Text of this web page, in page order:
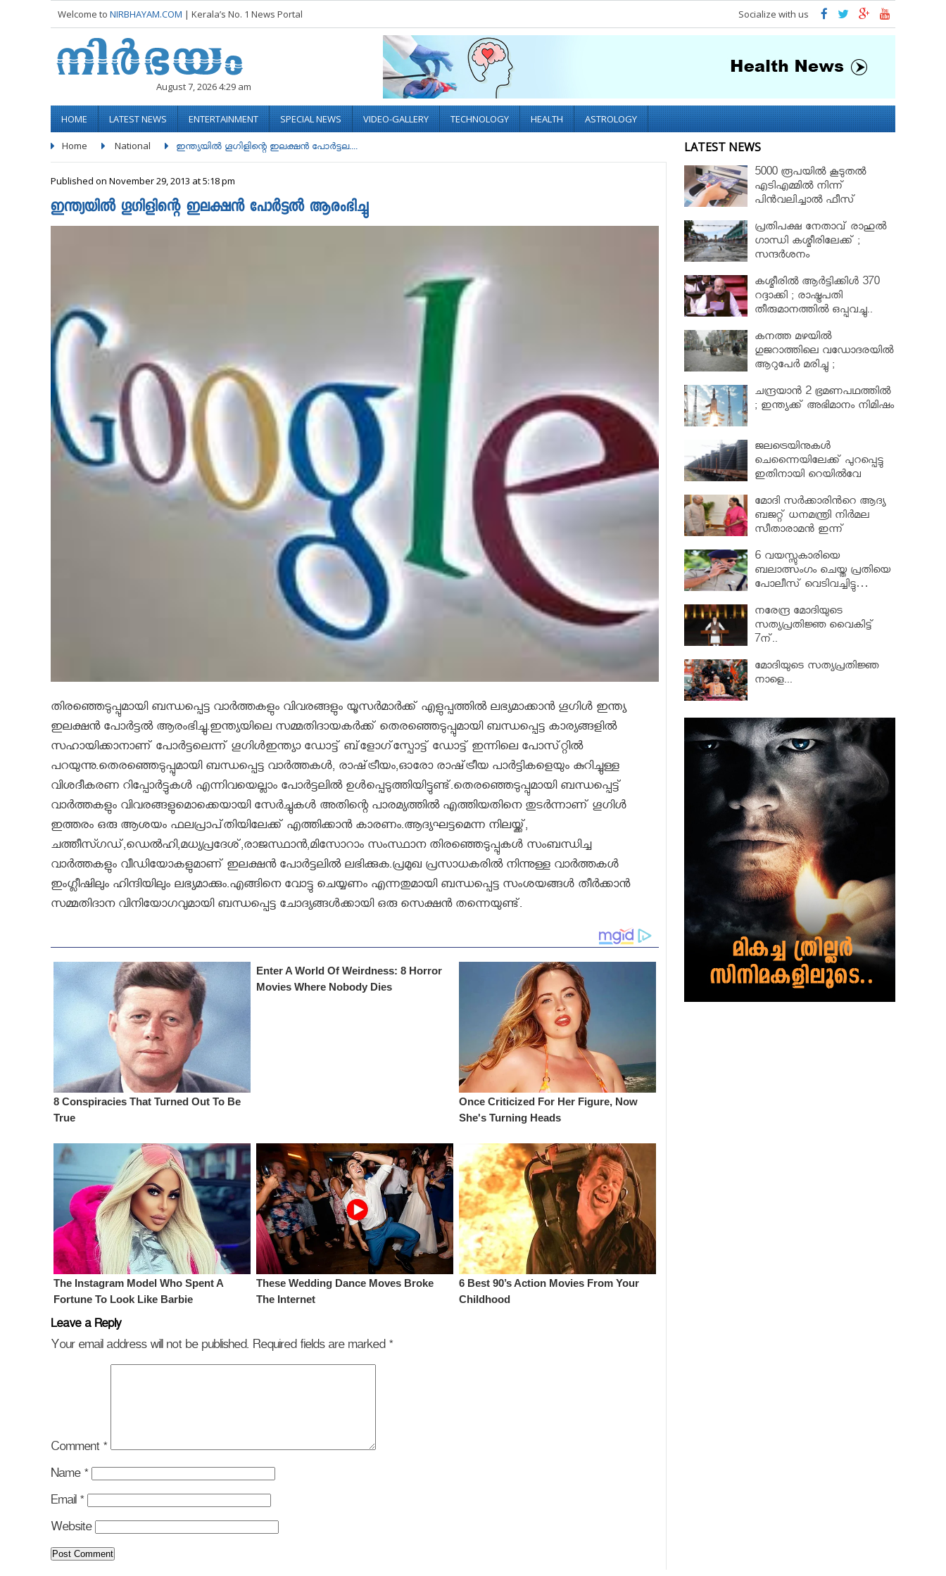
Welcome to NIRBHAYAM.COM | Kerala’s No. 1 News Portal Socialize with us
August 7, 2026 4:29 am
HOME LATEST NEWS ENTERTAINMENT SPECIAL NEWS VIDEO-GALLERY TECHNOLOGY HEALTH ASTROLOGY
Home National ഇന്ത്യയിൽ ഗൂഗിളിന്റെ ഇലക്ഷന്‍ പോര്‍ട്ടല....
Published on November 29, 2013 at 5:18 pm
ഇന്ത്യയിൽ ഗൂഗിളിന്റെ ഇലക്ഷന്‍ പോര്‍ട്ടല്‍ ആരംഭിച്ചു
തിരഞ്ഞെടുപ്പുമായി ബന്ധപ്പെട്ട വാര്‍ത്തകളും വിവരങ്ങളും യൂസര്‍മാര്‍ക്ക് എളുപ്പത്തില്‍ ലഭ്യമാക്കാന്‍ ഗൂഗിള്‍ ഇന്ത്യ
ഇലക്ഷന്‍ പോര്‍ട്ടല്‍ ആരംഭിച്ചു.ഇന്ത്യയിലെ സമ്മതിദായകര്‍ക്ക്‌ തെരഞ്ഞെടുപ്പുമായി ബന്ധപ്പെട്ട കാര്യങ്ങളില്‍
സഹായിക്കാനാണ്‌ പോര്‍ട്ടലെന്ന്‌ ഗൂഗിള്‍ഇന്ത്യാ ഡോട്ട്‌ ബ്‌ളോഗ്‌സ്പോട്ട്‌ ഡോട്ട്‌ ഇന്നിലെ പോസ്‌റ്റില്‍
പറയുന്നു.തെരഞ്ഞെടുപ്പുമായി ബന്ധപ്പെട്ട വാര്‍ത്തകള്‍, രാഷ്‌ട്രീയം,ഓരോ രാഷ്‌ട്രീയ പാര്‍ട്ടികളെയും കുറിച്ചുള്ള
വിശദീകരണ റിപ്പോര്‍ട്ടുകള്‍ എന്നിവയെല്ലാം പോര്‍ട്ടലില്‍ ഉള്‍പ്പെടുത്തിയിട്ടുണ്ട്‌.തെരഞ്ഞെടുപ്പുമായി ബന്ധപ്പെട്ട്‌
വാര്‍ത്തകളും വിവരങ്ങളുമൊക്കെയായി സേര്‍ച്ചുകള്‍ അതിന്റെ പാരമ്യത്തില്‍ എത്തിയതിനെ തുടര്‍ന്നാണ്‌ ഗൂഗിള്‍
ഇത്തരം ഒരു ആശയം ഫലപ്രാപ്‌തിയിലേക്ക്‌ എത്തിക്കാന്‍ കാരണം.ആദ്യഘട്ടമെന്ന നിലയ്ക്ക്,
ചത്തീസ്ഗഡ്,ഡെല്‍ഹി,മധ്യപ്രദേശ്,രാജസ്ഥാന്‍,മിസോറാം സംസ്ഥാന തിരഞ്ഞെടുപ്പുകള്‍ സംബന്ധിച്ച
വാര്‍ത്തകളും വീഡിയോകളുമാണ് ഇലക്ഷന്‍ പോര്‍ട്ടലില്‍ ലഭിക്കുക.പ്രമുഖ പ്രസാധകരില്‍ നിന്നുള്ള വാര്‍ത്തകള്‍
ഇംഗ്ലീഷിലും ഹിന്ദിയിലും ലഭ്യമാക്കും.എങ്ങിനെ വോട്ടു ചെയ്യണം എന്നതുമായി ബന്ധപ്പെട്ട സംശയങ്ങള്‍ തീര്‍ക്കാന്‍
സമ്മതിദാന വിനിയോഗവുമായി ബന്ധപ്പെട്ട ചോദ്യങ്ങള്‍ക്കായി ഒരു സെക്ഷന്‍ തന്നെയുണ്ട്‌.
Leave a Reply
Your email address will not be published. Required fields are marked *
Comment *
Name *
Email *
Website
LATEST NEWS
5000 രൂപയിൽ കൂടുതൽ
എടിഎമ്മിൽ നിന്ന്
പിൻവലിച്ചാൽ ഫീസ്
പ്രതിപക്ഷ നേതാവ് രാഹുല്‍
ഗാന്ധി കശ്മീരിലേക്ക് ;
സന്ദർശനം
അധികൃതര്‍
കശ്മീരിൽ ആര്‍ട്ടിക്കിള്‍ 370
റദ്ദാക്കി ; രാഷ്ട്രപതി
തീരുമാനത്തില്‍ ഒപ്പുവച്ചു..
കനത്ത മഴയില്‍
ഗുജറാത്തിലെ വഡോദരയില്‍
ആറുപേര്‍ മരിച്ചു ;
ചന്ദ്രയാന്‍ 2 ഭ്രമണപഥത്തിൽ
; ഇന്ത്യക്ക് അഭിമാനം നിമിഷം
ജലട്രെയിനുകള്‍
ചെന്നൈയിലേക്ക് പുറപ്പെട്ടു
ഇതിനായി റെയില്‍വേ
രൂപ
മോദി സര്‍ക്കാരിന്‍റെ ആദ്യ
ബജറ്റ് ധനമന്ത്രി നിര്‍മല
സീതാരാമന്‍ ഇന്ന്
6 വയസ്സുകാരിയെ
ബലാത്സംഗം ചെയ്ത പ്രതിയെ
പോലീസ് വെടിവച്ചിട്ടു…
നരേന്ദ്ര മോദിയുടെ
സത്യപ്രതിജ്ഞ വൈകിട്ട്
7ന്..
മോദിയുടെ സത്യപ്രതിജ്ഞ
നാളെ...